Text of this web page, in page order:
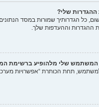
ההגדרות שלי?
כל הגדרותיך שמורות במסד
ההגדרות וההעדפות שלך.
המשתמש שלי מלהופיע ברשימת
תחת הכותרת “אפשרויות